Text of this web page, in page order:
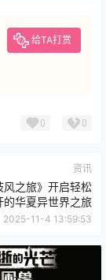
给TA打赏
0 0
资讯
风之旅》开启轻松
的华夏异世界之旅
2025-11-4 13:59:53